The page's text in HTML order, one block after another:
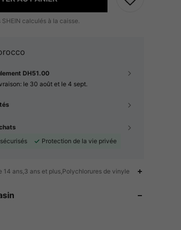
SHEIN calculés à la caisse.
DH51.00
le 30 août et le 4 sept.
Protection de la vie privée
14 ans,3 ans et plus,Polychlorures de vinyle
131
98